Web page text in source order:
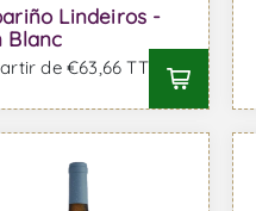
Lindeiros -
Blanc
de €63,66 TTC